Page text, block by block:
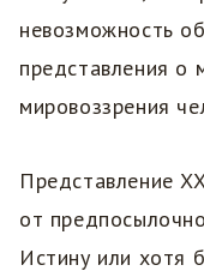
невозможность
представления о
мировоззрения
Представление
от
Истину или хотя